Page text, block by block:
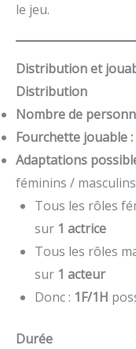
le jeu.
Distribution et
Distribution
Nombre de
Fourchette jouable
Adaptations
féminins /
Tous les rôles
sur 1 actrice
Tous les rôles
sur 1 acteur
Donc : 1F/1H
Durée